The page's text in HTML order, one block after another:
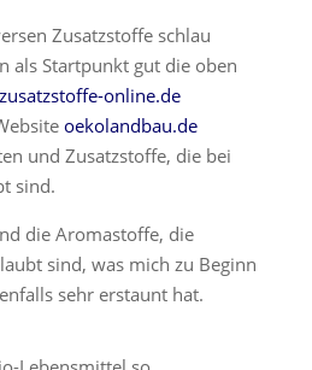
Zusatzstoffe schlau
als Startpunkt gut die oben
zusatzstoffe-online.de
oekolandbau.de
und Zusatzstoffe, die bei
sind.
die Aromastoffe, die
sind, was mich zu Beginn
sehr erstaunt hat.